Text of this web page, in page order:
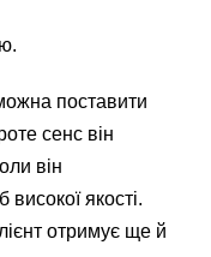
поставити
сенс він
він
якості.
отримує ще й